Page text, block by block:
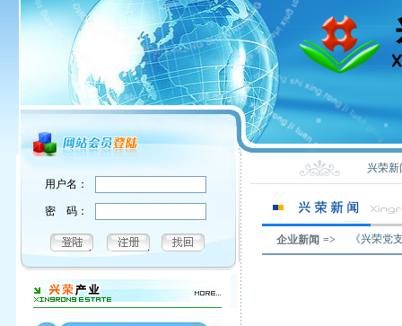
用户名：
密 码：
兴荣新
企业新闻 => 《兴荣党